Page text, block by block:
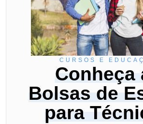
CURSOS E
Conheça
Bolsas de
para